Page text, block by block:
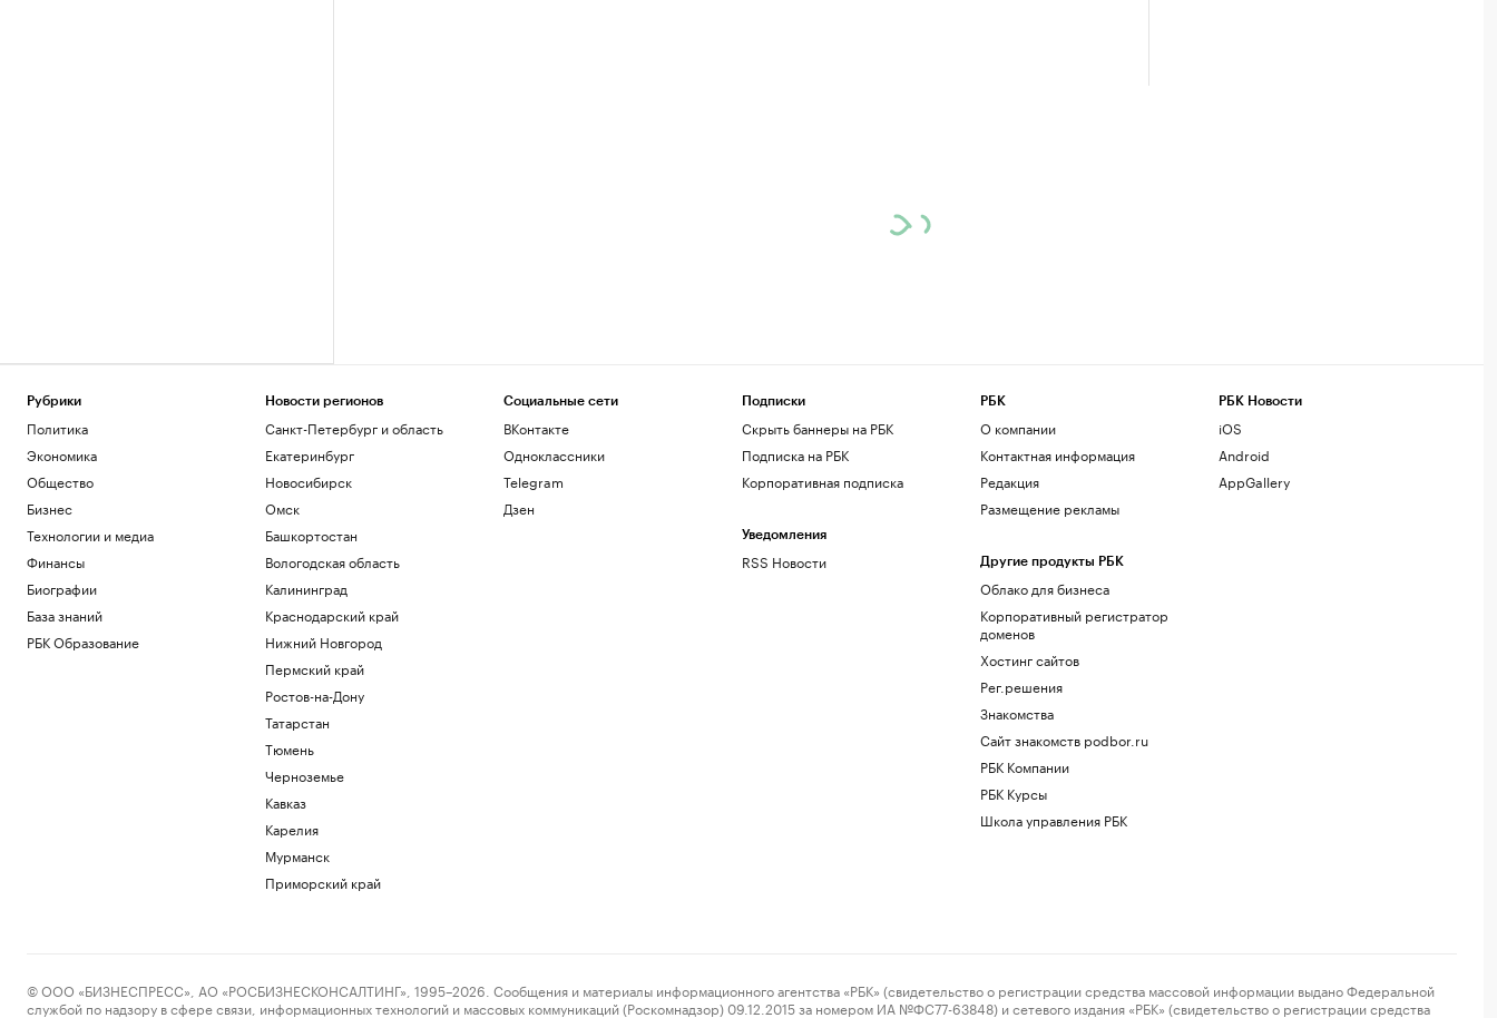
Рубрики
Политика
Экономика
Общество
Бизнес
Технологии и медиа
Финансы
Биографии
База знаний
РБК Образование
Новости регионов
Санкт-Петербург и область
Екатеринбург
Новосибирск
Омск
Башкортостан
Вологодская область
Калининград
Краснодарский край
Нижний Новгород
Пермский край
Ростов-на-Дону
Татарстан
Тюмень
Черноземье
Кавказ
Карелия
Мурманск
Приморский край
Социальные сети
ВКонтакте
Одноклассники
Telegram
Дзен
Подписки
Скрыть баннеры на РБК
Подписка на РБК
Корпоративная подписка
Уведомления
RSS Новости
РБК
О компании
Контактная информация
Редакция
Размещение рекламы
Другие продукты РБК
Облако для бизнеса
Корпоративный регистратор
доменов
Хостинг сайтов
Рег.решения
Знакомства
Сайт знакомств podbor.ru
РБК Компании
РБК Курсы
Школа управления РБК
РБК Новости
iOS
Android
AppGallery
© ООО «БИЗНЕСПРЕСС», АО «РОСБИЗНЕСКОНСАЛТИНГ», 1995–2026. Сообщения и материалы информационного агентства «РБК» (свидетельство о регистрации средства массовой информации выдано Федеральной
службой по надзору в сфере связи, информационных технологий и массовых коммуникаций (Роскомнадзор) 09.12.2015 за номером ИА №ФС77-63848) и сетевого издания «РБК» (свидетельство о регистрации средства